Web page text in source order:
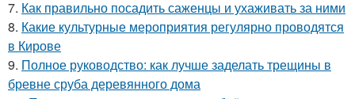
7. Как правильно посадить саженцы и ухаживать за ними
8. Какие культурные мероприятия регулярно проводятся
в Кирове
9. Полное руководство: как лучше заделать трещины в
бревне сруба деревянного дома